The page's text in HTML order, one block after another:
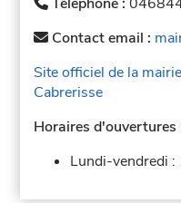
Contact email :
Site officiel de la
Cabrerisse
Horaires d'ouvertures
Lundi-vendredi :